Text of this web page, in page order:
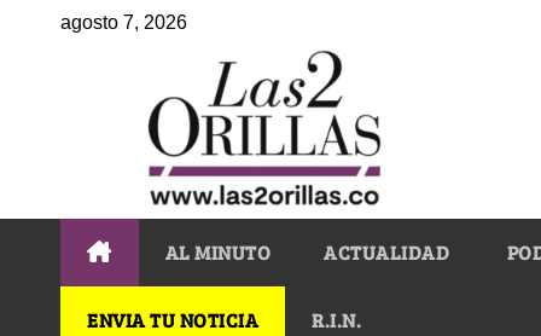
agosto 7, 2026
AL MINUTO ACTUALIDAD
ENVIA TU NOTICIA R.I.N.